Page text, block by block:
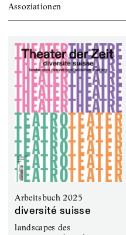
Assoziationen
Arbeitsbuch 2025
diversité suisse
landscapes des